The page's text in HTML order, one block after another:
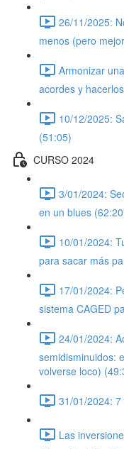
26/11/2025:
menos (pero
Armonizar
acordes y
10/12/2025:
(51:05)
CURSO 2024
3/01/2024:
en un blues
10/01/2024:
para sacar más
17/01/2024:
sistema CAGED
24/01/2024:
semidisminuidos:
volverse loco)
31/01/2024:
Las